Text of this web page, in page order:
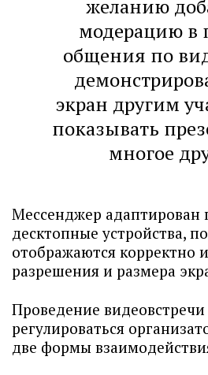
желанию
модерацию в
общения по
экран другим
показывать
многое
Мессенджер
десктопные устройства,
отображаются корректно
разрешения и размера
Проведение
регулироваться
две формы